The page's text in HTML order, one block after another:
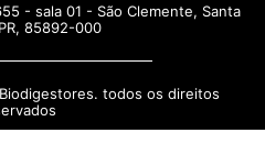
- sala 01 - São Clemente, Santa
85892-000
todos os direitos